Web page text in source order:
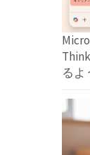
るよ